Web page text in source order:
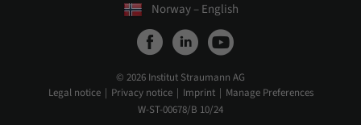
Norway – English
© 2026 Institut Straumann AG
Legal notice
Privacy notice Imprint
Manage Preferences
W-ST-00678/B 10/24